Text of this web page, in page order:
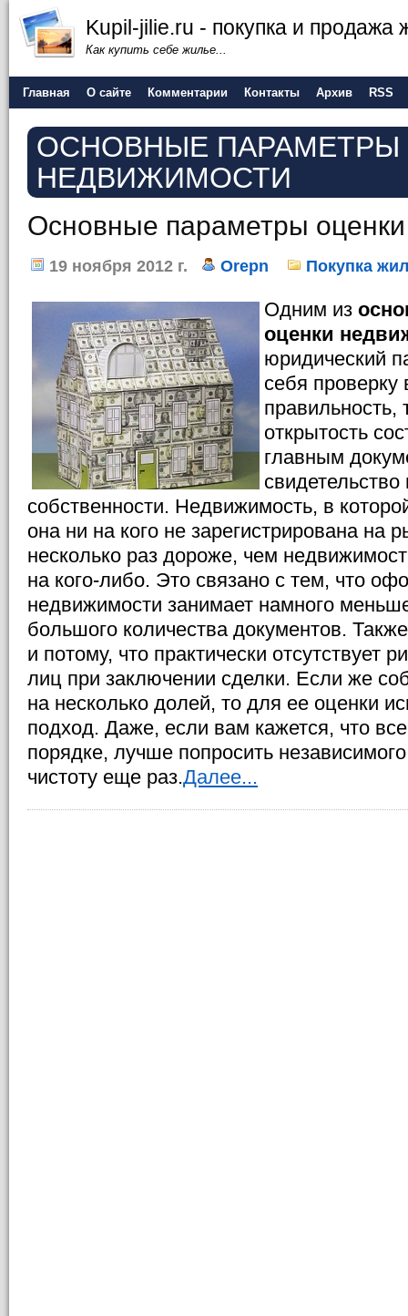
Kupil-jilie.ru - покупка и продажа
Как купить себе жилье...
Главная О сайте Комментарии Контакты Архив RSS
ОСНОВНЫЕ ПАРАМЕТРЫ
НЕДВИЖИМОСТИ
Основные параметры
19 ноября 2012 г. Orepn Покупка
Одним из
оценки
юридический
себя проверку
правильность,
открытость
главным
собственности. Недвижимость, в
она ни на кого не зарегистрирована на
несколько раз дороже, чем
на кого-либо. Это связано с тем, что
недвижимости занимает намного
большого количества документов.
и потому, что практически отсутствует
лиц при заключении сделки. Если же
на несколько долей, то для ее оценки
подход. Даже, если вам кажется, что
порядке, лучше попросить
чистоту еще раз.Далее...